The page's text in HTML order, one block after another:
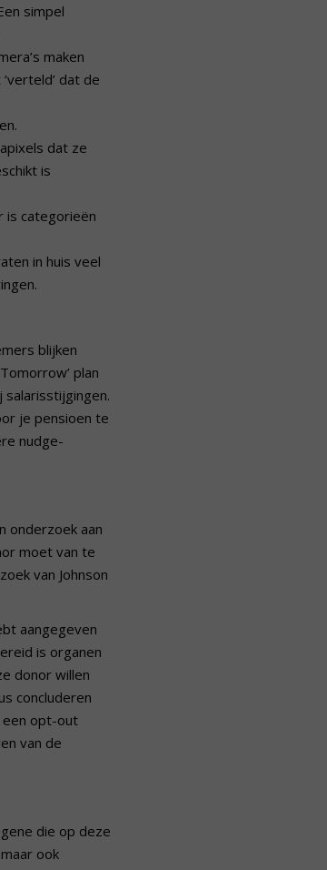
simpel
maken
dat de
dat ze
is
is categorieën
in huis veel
blijken
plan
je pensioen te
nudge-
onderzoek aan
moet van te
van Johnson
aangegeven
is organen
donor willen
concluderen
een opt-out
van de
die op deze
ook